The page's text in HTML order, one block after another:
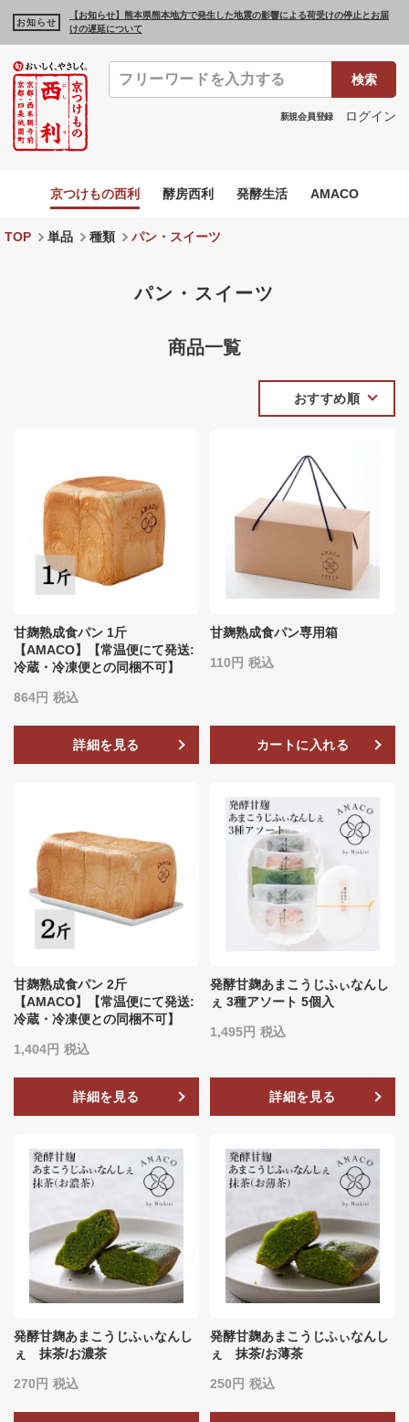
お知らせ
【お知らせ】熊本県熊本地方で発生した地震の影響による荷受けの停止とお届
けの遅延について
検索
新規会員登録 ログイン
京つけもの西利 酵房西利 発酵生活 AMACO
TOP 単品 種類 パン・スイーツ
パン・スイーツ
商品一覧
おすすめ順
甘麹熟成食パン 1斤
【AMACO】【常温便にて発送:
冷蔵・冷凍便との同梱不可】
864 税込
詳細を見る
甘麹熟成食パン専用箱
110 税込
カートに入れる
甘麹熟成食パン 2斤
【AMACO】【常温便にて発送:
冷蔵・冷凍便との同梱不可】
1,404 税込
詳細を見る
発酵甘麹あまこうじふぃなんし
ぇ 3種アソート 5個入
1,495 税込
詳細を見る
発酵甘麹あまこうじふぃなんし
ぇ 抹茶/お濃茶
270 税込
発酵甘麹あまこうじふぃなんし
ぇ 抹茶/お薄茶
250 税込